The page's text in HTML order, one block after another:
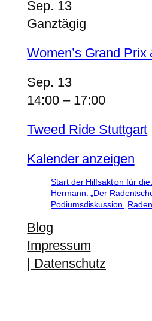
Sep. 13
Ganztägig
Women’s Grand
Sep. 13
14:00– 17:00
Tweed Ride Stuttgart
Kalender anzeigen
Start der Hilfsaktion für
Hermann: „Der
Podiumsdiskussion
Blog
Impressum
| Datenschutz